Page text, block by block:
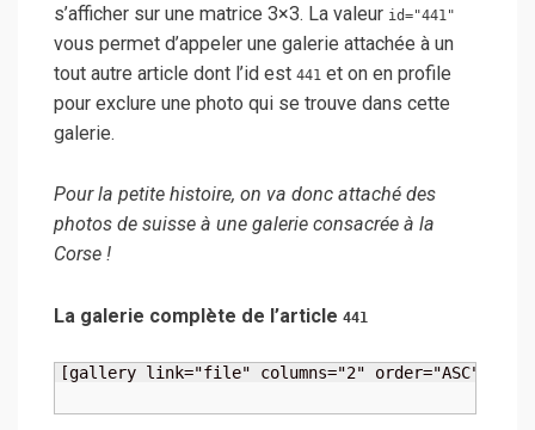
s’afficher sur une matrice 3×3. La valeur id="441"
vous permet d’appeler une galerie attachée à un
tout autre article dont l’id est 441 et on en profile
pour exclure une photo qui se trouve dans cette
galerie.
Pour la petite histoire, on va donc attaché des
photos de suisse à une galerie consacrée à la
Corse !
La galerie complète de l’article 441
[gallery link="file" columns="2" order="ASC"